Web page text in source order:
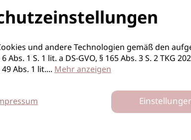
und andere Technologien gemäß den
Abs. 1 S. 1 lit. a DS-GVO, § 165 Abs. 3 S. 2
Abs. 1 lit.... Mehr anzeigen